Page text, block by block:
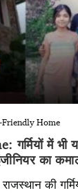
Friendly Home
में भी
का
की